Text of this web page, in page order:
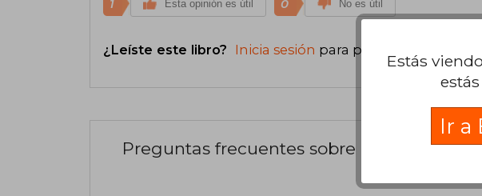
1 Esta opinión es útil 0 No es útil
¿Leíste este libro? Inicia sesión para poder agregar tu
Preguntas frecuentes sobre el libro
Estás viendo
Ir a